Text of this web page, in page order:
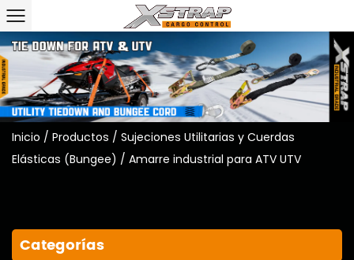
Inicio / Productos / Sujeciones Utilitarias y Cuerdas
Elásticas (Bungee) / Amarre industrial para ATV UTV
Categorías